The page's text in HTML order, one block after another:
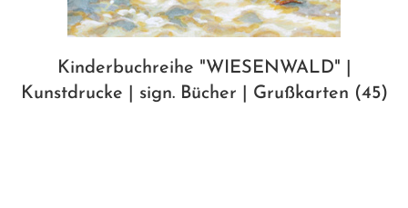
Kinderbuchreihe "WIESENWALD" |
Kunstdrucke | sign. Bücher | Grußkarten (45)